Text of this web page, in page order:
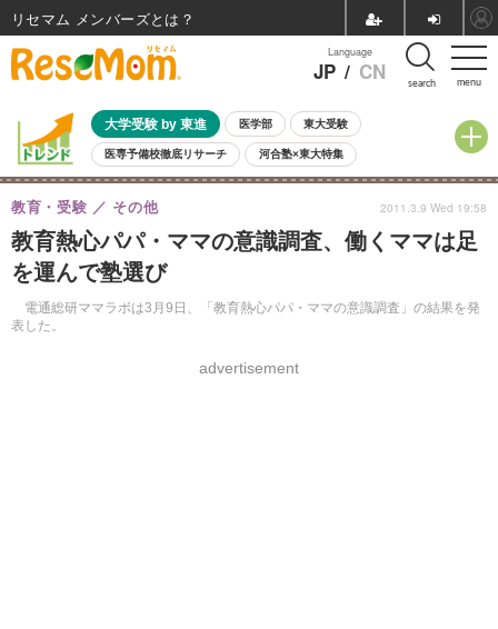
menu
Language
JP / CN search
大学受験 by 東進 医学部 東大受験
医専予備校徹底リサーチ 河合塾×東大特集
親子で考える大学選び 高校受験 中学受験 小学校受験
共通テスト 夏休み
8月開催イベント・WS 全国公立高校 過去問 人気記事
自由研究教材（小学生向け）
教育熱心パパ・ママの意識調査、働くママは足
を運んで塾選び
電通総研ママラボは3月9日、「教育熱心パパ・ママの意識調査」の結果を発
表した。
教育・受験 その他
advertisement
2011.3.9 Wed 19:58
リセマム メンバーズ